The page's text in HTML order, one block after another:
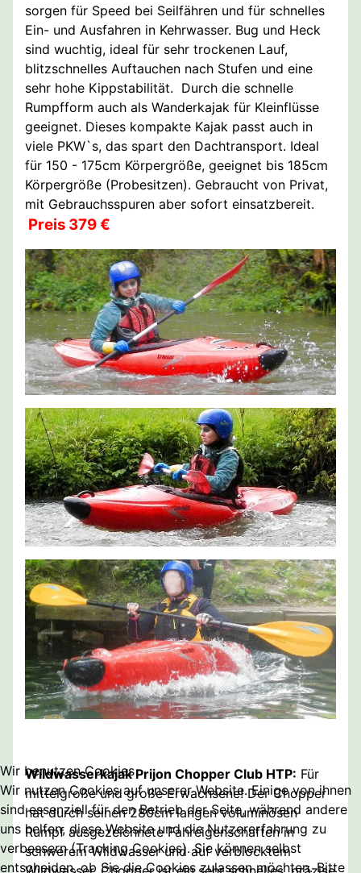
sorgen für Speed bei Seilfähren und für schnelles
Ein- und Ausfahren in Kehrwasser. Bug und Heck
sind wuchtig, ideal für sehr trockenen Lauf,
blitzschnelles Auftauchen nach Stufen und eine
sehr hohe Kippstabilität. Durch die schnelle
Rumpfform auch als Wanderkajak für Kleinflüsse
geeignet. Dieses kompakte Kajak passt auch in
viele PKW`s, das spart den Dachtransport. Ideal
für 150 - 175cm Körpergröße, geeignet bis 185cm
Körpergröße (Probesitzen). Gebraucht von Privat,
mit Gebrauchsspuren aber sofort einsatzbereit.
Preis 379 €
Wildwasserkajak Prijon Chopper Club HTP: Für
mittelgroße und große Erwachsene! Der Chopper
hat durch seinen 280cm langen voluminösen
Rumpf ausgezeichnete Fahreigenschaften in
schwerem Wildwasser und auf verblocktem
Wir benutzen Cookies
Wir nutzen Cookies auf unserer Website. Einige von ihnen
sind essenziell für den Betrieb der Seite, während andere
uns helfen, diese Website und die Nutzererfahrung zu
verbessern (Tracking Cookies). Sie können selbst
entscheiden, ob Sie die Cookies zulassen möchten. Bitte